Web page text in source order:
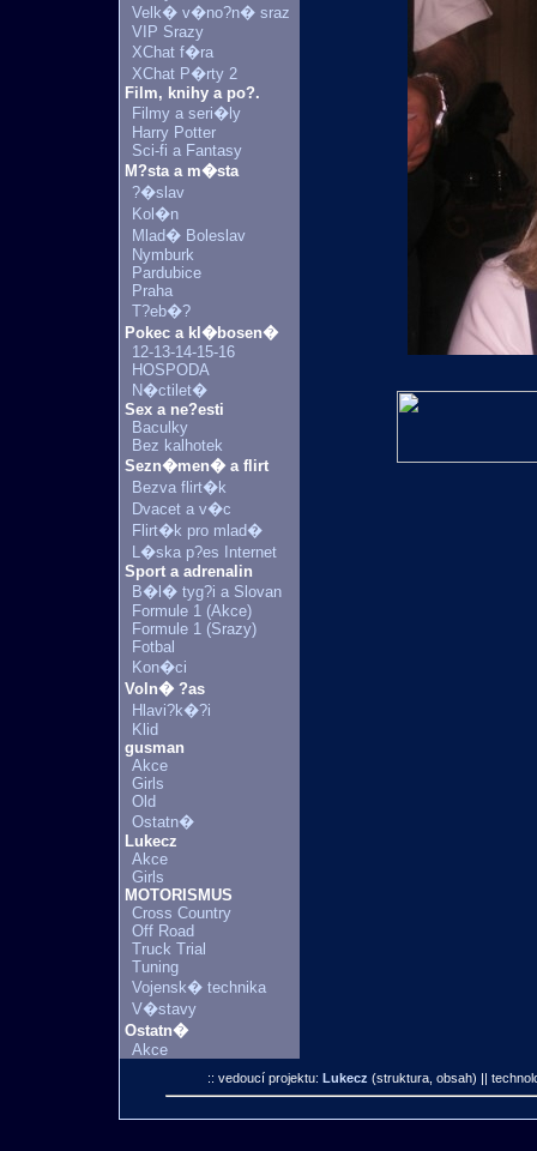
Velk� v�no?n� sraz
VIP Srazy
XChat f�ra
XChat P�rty 2
Film, knihy a po?.
Filmy a seri�ly
Harry Potter
Sci-fi a Fantasy
M?sta a m�sta
?�slav
Kol�n
Mlad� Boleslav
Nymburk
Pardubice
Praha
T?eb�?
Pokec a kl�bosen�
12-13-14-15-16
HOSPODA
N�ctilet�
Sex a ne?esti
Baculky
Bez kalhotek
Sezn�men� a flirt
Bezva flirt�k
Dvacet a v�c
Flirt�k pro mlad�
L�ska p?es Internet
Sport a adrenalin
B�l� tyg?i a Slovan
Formule 1 (Akce)
Formule 1 (Srazy)
Fotbal
Kon�ci
Voln� ?as
Hlavi?k�?i
Klid
gusman
Akce
Girls
Old
Ostatn�
Lukecz
Akce
Girls
MOTORISMUS
Cross Country
Off Road
Truck Trial
Tuning
Vojensk� technika
V�stavy
Ostatn�
Akce
:: vedoucí projektu: Lukecz (struktura, obsah) ||